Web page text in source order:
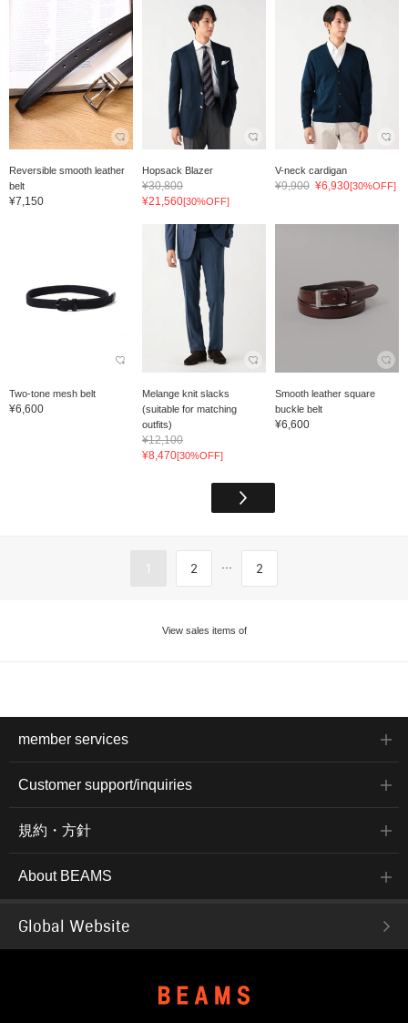
Reversible smooth leather
belt
¥7,150
Hopsack Blazer
¥30,800
¥21,560[30%OFF]
V-neck cardigan
¥9,900 ¥6,930[30%OFF]
Two-tone mesh belt
¥6,600
Melange knit slacks
(suitable for matching
outfits)
¥12,100
¥8,470[30%OFF]
Smooth leather square
buckle belt
¥6,600
1 2 ... 2
View sales items of
member services
Customer support/inquiries
規約・方針
About BEAMS
Global Website